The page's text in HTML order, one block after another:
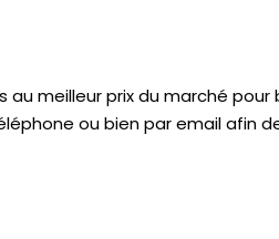
meilleur prix du marché
ou bien par email afin